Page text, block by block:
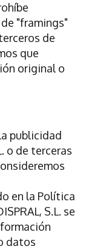
"framings"
de
que
original o
publicidad
o de terceras
en la Política
S.L. se
datos